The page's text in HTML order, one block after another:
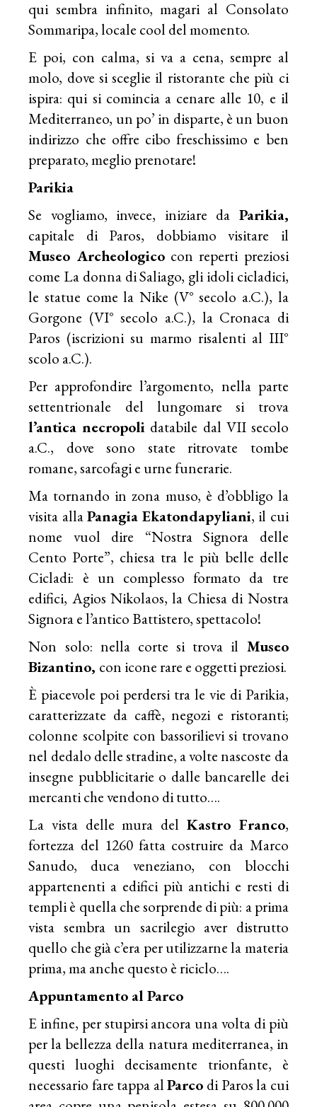
qui sembra infinito, magari al Consolato
Sommaripa, locale cool del momento.
E poi, con calma, si va a cena, sempre al
molo, dove si sceglie il ristorante che più ci
ispira: qui si comincia a cenare alle 10, e il
Mediterraneo, un po’ in disparte, è un buon
indirizzo che offre cibo freschissimo e ben
preparato, meglio prenotare!
Parikia
Se vogliamo, invece, iniziare da Parikia,
capitale di Paros, dobbiamo visitare il
Museo Archeologicocon reperti preziosi
come La donna di Saliago, gli idoli cicladici,
le statue come la Nike (V° secolo a.C.), la
Gorgone (VI° secolo a.C.), la Cronaca di
Paros (iscrizioni su marmo risalenti al III°
scolo a.C.).
Per approfondire l’argomento, nella parte
settentrionale del lungomare si trova
l’antica necropoli databile dal VII secolo
a.C., dove sono state ritrovate tombe
romane, sarcofagi e urne funerarie.
Ma tornando in zona muso, è d’obbligo la
visita allaPanagia Ekatondapyliani, il cui
nome vuol dire “Nostra Signora delle
Cento Porte”, chiesa tra le più belle delle
Cicladi: è un complesso formato da tre
edifici, Agios Nikolaos, la Chiesa di Nostra
Signora e l’antico Battistero, spettacolo!
Non solo: nella corte si trova il Museo
Bizantino, con icone rare e oggetti preziosi.
È piacevole poi perdersi tra le vie di Parikia,
caratterizzate da caffè, negozi e ristoranti;
colonne scolpite con bassorilievi si trovano
nel dedalo delle stradine, a volte nascoste da
insegne pubblicitarie o dalle bancarelle dei
mercanti che vendono di tutto….
La vista delle mura del Kastro Franco,
fortezza del 1260 fatta costruire da Marco
Sanudo, duca veneziano, con blocchi
appartenenti a edifici più antichi e resti di
templi è quella che sorprende di più: a prima
vista sembra un sacrilegio aver distrutto
quello che già c’era per utilizzarne la materia
prima, ma anche questo è riciclo….
Appuntamento al Parco
E infine, per stupirsi ancora una volta di più
per la bellezza della natura mediterranea, in
questi luoghi decisamente trionfante, è
necessario fare tappa alParco di Paros la cui